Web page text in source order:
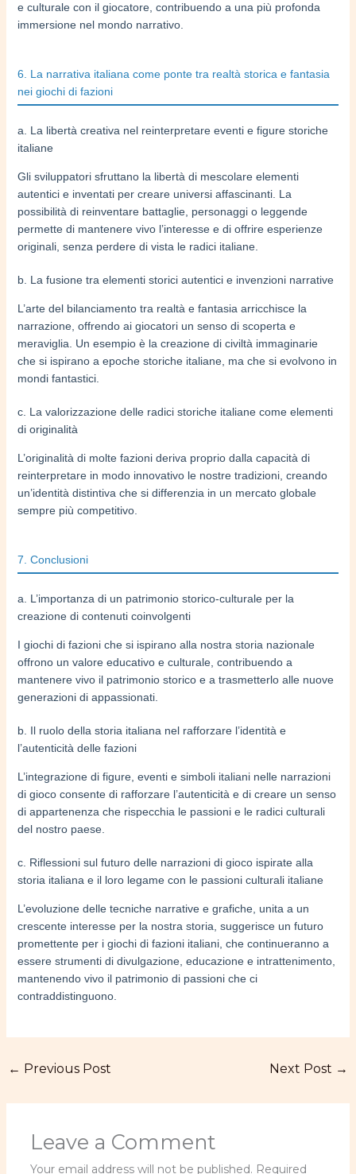
e culturale con il giocatore, contribuendo a una più profonda
immersione nel mondo narrativo.
6. La narrativa italiana come ponte tra realtà storica e fantasia
nei giochi di fazioni
a. La libertà creativa nel reinterpretare eventi e figure storiche
italiane
Gli sviluppatori sfruttano la libertà di mescolare elementi
autentici e inventati per creare universi affascinanti. La
possibilità di reinventare battaglie, personaggi o leggende
permette di mantenere vivo l’interesse e di offrire esperienze
originali, senza perdere di vista le radici italiane.
b. La fusione tra elementi storici autentici e invenzioni narrative
L’arte del bilanciamento tra realtà e fantasia arricchisce la
narrazione, offrendo ai giocatori un senso di scoperta e
meraviglia. Un esempio è la creazione di civiltà immaginarie
che si ispirano a epoche storiche italiane, ma che si evolvono in
mondi fantastici.
c. La valorizzazione delle radici storiche italiane come elementi
di originalità
L’originalità di molte fazioni deriva proprio dalla capacità di
reinterpretare in modo innovativo le nostre tradizioni, creando
un’identità distintiva che si differenzia in un mercato globale
sempre più competitivo.
7. Conclusioni
a. L’importanza di un patrimonio storico-culturale per la
creazione di contenuti coinvolgenti
I giochi di fazioni che si ispirano alla nostra storia nazionale
offrono un valore educativo e culturale, contribuendo a
mantenere vivo il patrimonio storico e a trasmetterlo alle nuove
generazioni di appassionati.
b. Il ruolo della storia italiana nel rafforzare l’identità e
l’autenticità delle fazioni
L’integrazione di figure, eventi e simboli italiani nelle narrazioni
di gioco consente di rafforzare l’autenticità e di creare un senso
di appartenenza che rispecchia le passioni e le radici culturali
del nostro paese.
c. Riflessioni sul futuro delle narrazioni di gioco ispirate alla
storia italiana e il loro legame con le passioni culturali italiane
L’evoluzione delle tecniche narrative e grafiche, unita a un
crescente interesse per la nostra storia, suggerisce un futuro
promettente per i giochi di fazioni italiani, che continueranno a
essere strumenti di divulgazione, educazione e intrattenimento,
mantenendo vivo il patrimonio di passioni che ci
contraddistinguono.
← Previous Post Next Post →
Leave a Comment
Your email address will not be published. Required